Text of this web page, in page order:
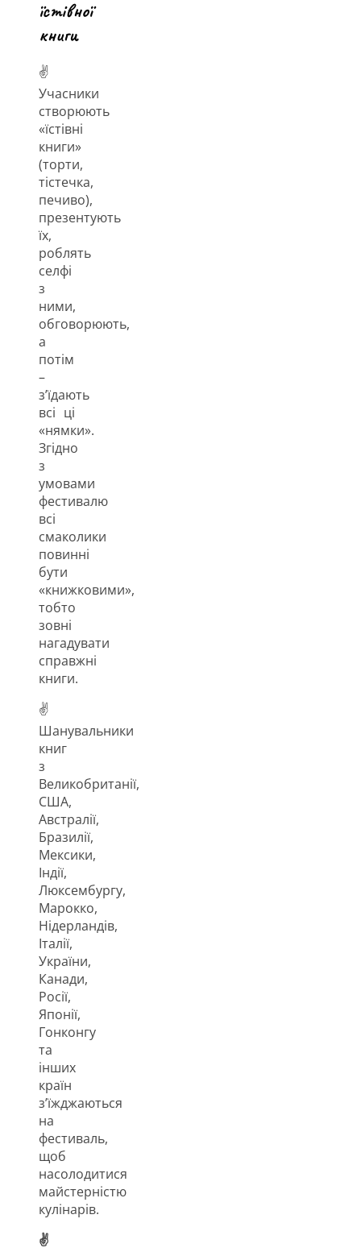
їстівної
книги
✌
Учасники
створюють
«їстівні
книги»
(торти,
тістечка,
печиво),
презентують
їх,
роблять
селфі
з
ними,
обговорюють,
а
потім
–
з’їдають
всі ці
«нямки».
Згідно
з
умовами
фестивалю
всі
смаколики
повинні
бути
«книжковими»,
тобто
зовні
нагадувати
справжні
книги.
✌
Шанувальники
книг
з
Великобританії,
США,
Австралії,
Бразилії,
Мексики,
Індії,
Люксембургу,
Марокко,
Нідерландів,
Італії,
України,
Канади,
Росії,
Японії,
Гонконгу
та
інших
країн
з’їжджаються
на
фестиваль,
щоб
насолодитися
майстерністю
кулінарів.
✌